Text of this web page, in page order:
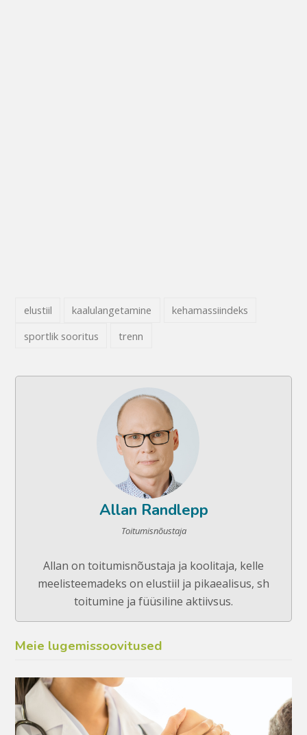
elustiil kaalulangetamine
kehamassiindeks
sportlik sooritus
trenn
Allan Randlepp
Toitumisnõustaja
Allan on toitumisnõustaja ja koolitaja, kelle
meelisteemadeks on elustiil ja pikaealisus, sh
toitumine ja füüsiline aktiivsus.
Meie lugemissoovitused